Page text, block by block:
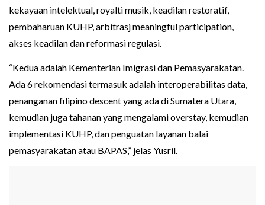
kekayaan intelektual, royalti musik, keadilan restoratif,
pembaharuan KUHP, arbitrasj meaningful participation,
akses keadilan dan reformasi regulasi.
“Kedua adalah Kementerian Imigrasi dan Pemasyarakatan.
Ada 6 rekomendasi termasuk adalah interoperabilitas data,
penanganan filipino descent yang ada di Sumatera Utara,
kemudian juga tahanan yang mengalami overstay, kemudian
implementasi KUHP, dan penguatan layanan balai
pemasyarakatan atau BAPAS,” jelas Yusril.